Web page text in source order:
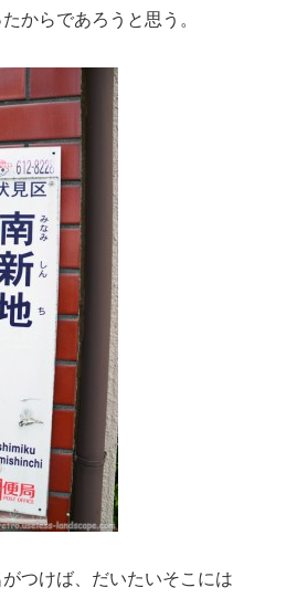
からであろうと思う。
つけば、だいたいそこには